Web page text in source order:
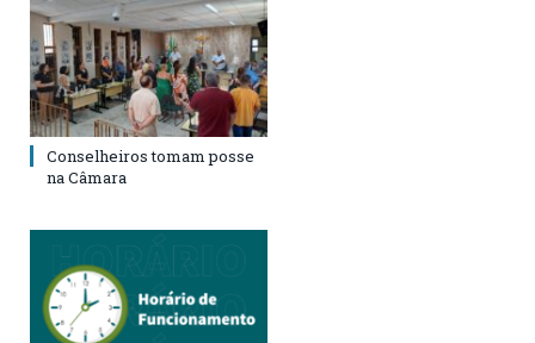
Conselheiros tomam posse
na Câmara